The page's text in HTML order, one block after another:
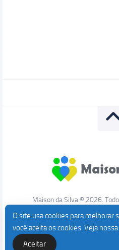
Maison da Silva © 2026.
O site usa cookies para melhorar
você aceita os cookies. Veja nossa
Aceitar